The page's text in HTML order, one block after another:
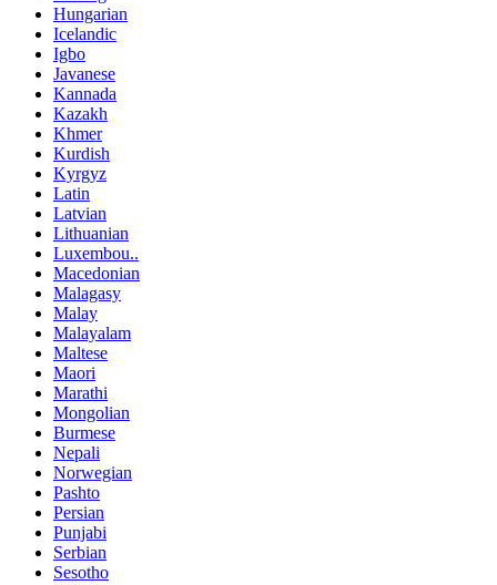
Hungarian
Icelandic
Igbo
Javanese
Kannada
Kazakh
Khmer
Kurdish
Kyrgyz
Latin
Latvian
Lithuanian
Luxembou..
Macedonian
Malagasy
Malay
Malayalam
Maltese
Maori
Marathi
Mongolian
Burmese
Nepali
Norwegian
Pashto
Persian
Punjabi
Serbian
Sesotho